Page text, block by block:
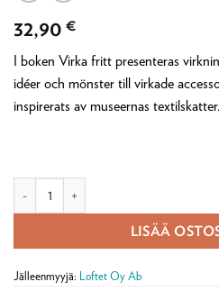
32,90 €
I boken Virka fritt presenteras
idéer och mönster till virkade
inspirerats av museernas
LISÄÄ
Jälleenmyyjä:
Loftet Oy Ab